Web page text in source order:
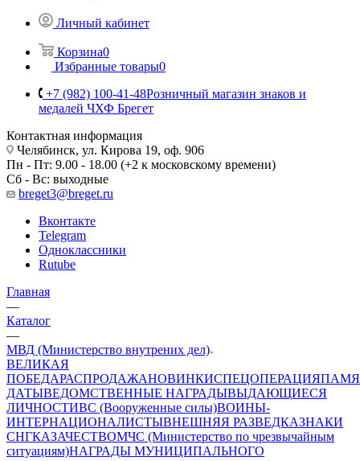
Личный кабинет
Корзина0
Избранные товары0
+7 (982) 100-41-48Розничный магазин знаков и
медалей ЧХФ Брегет
Контактная информация
Челябинск, ул. Кирова 19, оф. 906
Пн - Пт: 9.00 - 18.00 (+2 к московскому времени)
Сб - Вс: выходные
breget3@breget.ru
Вконтакте
Telegram
Одноклассники
Rutube
Главная
—
Каталог
—
МВД (Министерство внутрених дел)
ВЕЛИКАЯ
ПОБЕДАРАСПРОДАЖАНОВИНКИСПЕЦОПЕРАЦИЯ
ДАТЫВЕДОМСТВЕННЫЕ НАГРАДЫВЫДАЮЩИЕСЯ
ЛИЧНОСТИВС (Вооруженные силы)ВОИНЫ-
ИНТЕРНАЦИОНАЛИСТЫВНЕШНЯЯ РАЗВЕДКАЗНАКИ
СНГКАЗАЧЕСТВОМЧС (Министерство по чрезвычайным
ситуациям)НАГРАДЫ МУНИЦИПАЛЬНОГО